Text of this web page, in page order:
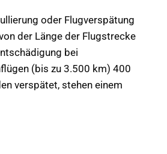
oder Flugverspätung
der Länge der Flugstrecke
bei
(bis zu 3.500 km) 400
verspätet, stehen einem